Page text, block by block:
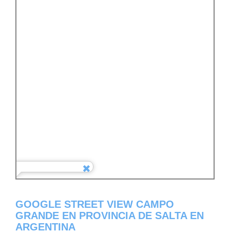
GOOGLE STREET VIEW CAMPO
GRANDE EN PROVINCIA DE SALTA EN
ARGENTINA